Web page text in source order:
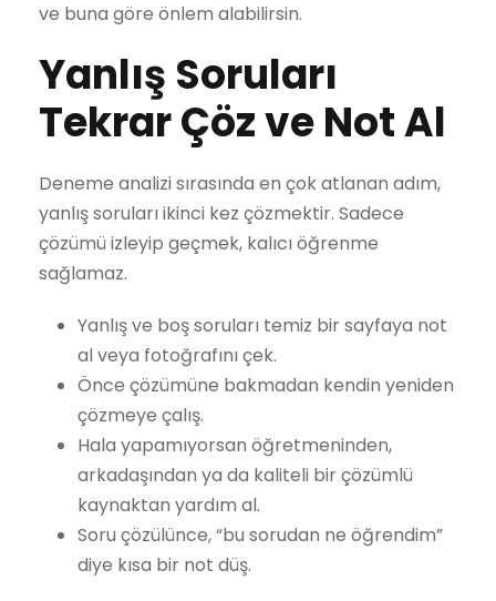
ve buna göre önlem alabilirsin.
Yanlış Soruları
Tekrar Çöz ve Not Al
Deneme analizi sırasında en çok atlanan adım,
yanlış soruları ikinci kez çözmektir. Sadece
çözümü izleyip geçmek, kalıcı öğrenme
sağlamaz.
Yanlış ve boş soruları temiz bir sayfaya not
al veya fotoğrafını çek.
Önce çözümüne bakmadan kendin yeniden
çözmeye çalış.
Hala yapamıyorsan öğretmeninden,
arkadaşından ya da kaliteli bir çözümlü
kaynaktan yardım al.
Soru çözülünce, “bu sorudan ne öğrendim”
diye kısa bir not düş.